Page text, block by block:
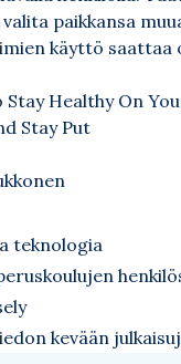
paikkansa
käyttö saattaa
Stay Healthy On
Stay Put
teknologia
kevään